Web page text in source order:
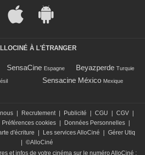
À L'ÉTRANGER
SensaCine Espagne Beyazperde Turquie
Sensacine México Mexique
| Recrutement | Publicité | CGU | CGV |
Préférences cookies | Données Personnelles |
d'écriture | Les services AlloCiné | Gérer Utiq
| ©AlloCiné
et infos de votre cinéma sur le numéro AlloCiné :